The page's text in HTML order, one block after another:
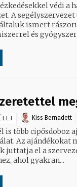
védi a
ismert
és
Kiss Bernadett
is több
Az ajándékokat
juttatja el a
ahol gyakran...